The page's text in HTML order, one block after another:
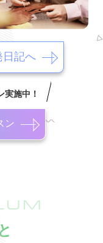
記へ
実施中！
ン